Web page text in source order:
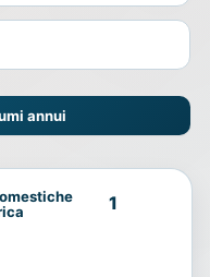
annui
1